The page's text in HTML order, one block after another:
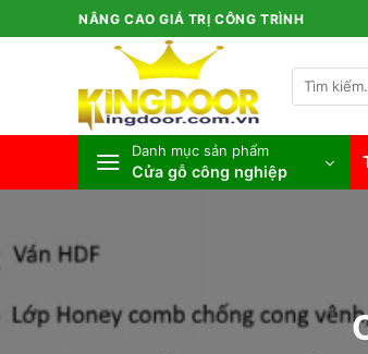
qua
NÂNG CAO GIÁ TRỊ CÔNG TRÌNH
Tìm
kiếm:
Danh mục sản phẩm
Cửa gỗ công nghiệp